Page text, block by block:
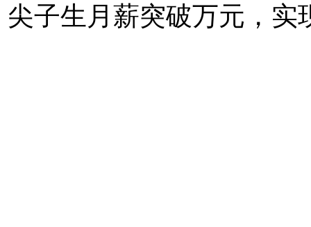
尖子生月薪突破万元，实